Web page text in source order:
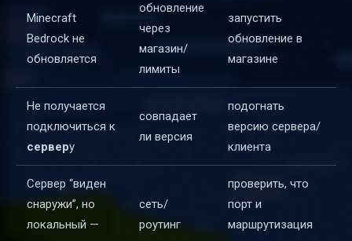
Minecraft
Bedrock не
обновляется
обновление
через
магазин/
лимиты
запустить
обновление в
магазине
Не получается
подключиться к
серверу
совпадает
ли версия
подогнать
версию сервера/
клиента
Сервер “виден
снаружи”, но
локальный —
сеть/
роутинг
проверить, что
порт и
маршрутизация